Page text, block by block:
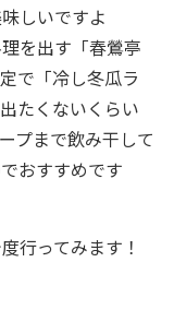
しいですよ
を出す「春鶯亭
で「冷し冬瓜ラ
たくないくらい
プまで飲み干して
おすすめです
行ってみます！